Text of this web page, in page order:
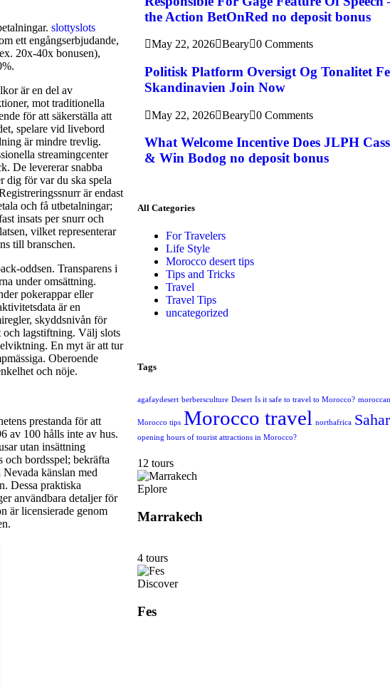
slottyslots
ett engångserbjudande,
20x-40x bonusen),
är en del av
mot traditionella
för att säkerställa att
spelare vid livebord
är mindre trevlig.
streamingcenter
De levererar snabba
dig för var du ska spela
är endast
och få utbetalningar;
insats per snurr och
vilket representerar
till branschen.
oddsen. Transparens i
under omsättning.
pokerappar eller
är en
skyddsnivån för
och lagstiftning. Välj slots
En myt är att tur
Oberoende
och nöje.
prestanda för att
av 100 hålls inte av hus.
utan insättning
bordsspel; bekräfta
känslan med
Dessa praktiska
användbara detaljer för
är licensierade genom
the Action BetOnRed no deposit bonus
May 22, 2026 Beary 0 Comments
Politisk Platform Oversigt Og Tonalitet
Skandinavien Join Now
May 22, 2026 Beary 0 Comments
What Welcome Incentive Does JLPH
& Win Bodog no deposit bonus
All Categories
For Travelers
Life Style
Morocco desert tips
Tips and Tricks
Travel
Travel Tips
uncategorized
Tags
agafaydesert berbersculture Desert Is it safe to travel to Morocco?
Morocco tips Morocco travel northafrica
opening hours of tourist attractions in Morocco?
12 tours
Eplore
Marrakech
4 tours
Discover
Fes